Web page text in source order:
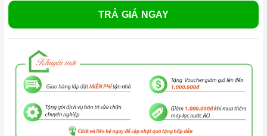
TRẢ GIÁ NGAY